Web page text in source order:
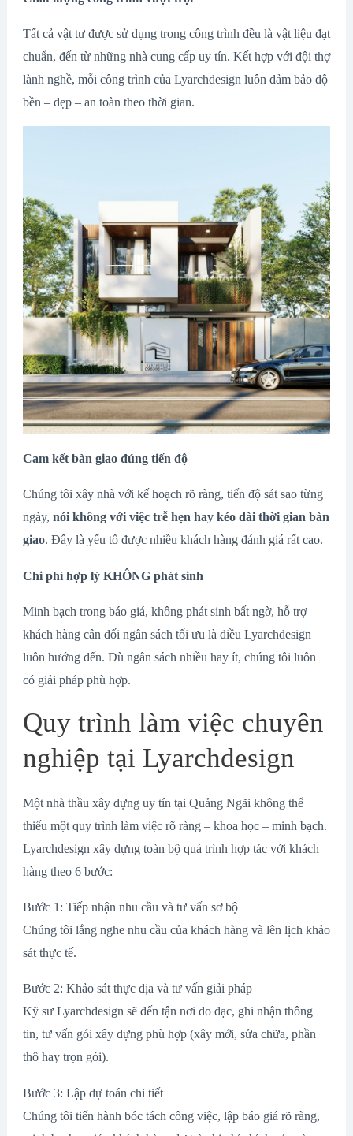
Tất cả vật tư được sử dụng trong công trình đều là vật liệu đạt
chuẩn, đến từ những nhà cung cấp uy tín. Kết hợp với đội thợ
lành nghề, mỗi công trình của Lyarchdesign luôn đảm bảo độ
bền – đẹp – an toàn theo thời gian.
Cam kết bàn giao đúng tiến độ
Chúng tôi xây nhà với kế hoạch rõ ràng, tiến độ sát sao từng
ngày, nói không với việc trễ hẹn hay kéo dài thời gian bàn
giao. Đây là yếu tố được nhiều khách hàng đánh giá rất cao.
Chi phí hợp lý KHÔNG phát sinh
Minh bạch trong báo giá, không phát sinh bất ngờ, hỗ trợ
khách hàng cân đối ngân sách tối ưu là điều Lyarchdesign
luôn hướng đến. Dù ngân sách nhiều hay ít, chúng tôi luôn
có giải pháp phù hợp.
Quy trình làm việc chuyên
nghiệp tại Lyarchdesign
Một nhà thầu xây dựng uy tín tại Quảng Ngãi không thể
thiếu một quy trình làm việc rõ ràng – khoa học – minh bạch.
Lyarchdesign xây dựng toàn bộ quá trình hợp tác với khách
hàng theo 6 bước:
Bước 1: Tiếp nhận nhu cầu và tư vấn sơ bộ
Chúng tôi lắng nghe nhu cầu của khách hàng và lên lịch khảo
sát thực tế.
Bước 2: Khảo sát thực địa và tư vấn giải pháp
Kỹ sư Lyarchdesign sẽ đến tận nơi đo đạc, ghi nhận thông
tin, tư vấn gói xây dựng phù hợp (xây mới, sửa chữa, phần
thô hay trọn gói).
Bước 3: Lập dự toán chi tiết
Chúng tôi tiến hành bóc tách công việc, lập báo giá rõ ràng,